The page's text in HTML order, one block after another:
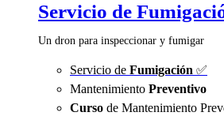
Servicio de
Un dron para inspeccionar y fumigar
Servicio de Fumigación ✅
Mantenimiento Preventivo
Curso de Mantenimiento